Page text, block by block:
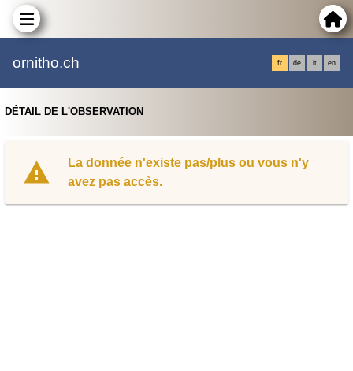
ornitho.ch fr de it en
DÉTAIL DE L'OBSERVATION
La donnée n'existe pas/plus ou vous n'y
avez pas accès.